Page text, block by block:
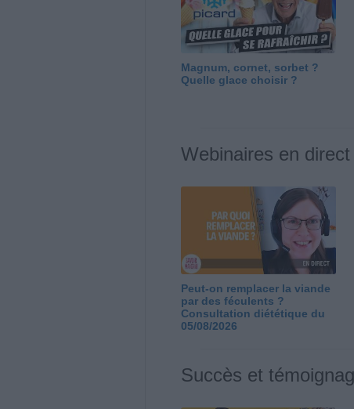
Magnum, cornet, sorbet ?
Quelle glace choisir ?
Webinaires en direct
Peut-on remplacer la viande
par des féculents ?
Consultation diététique du
05/08/2026
Succès et